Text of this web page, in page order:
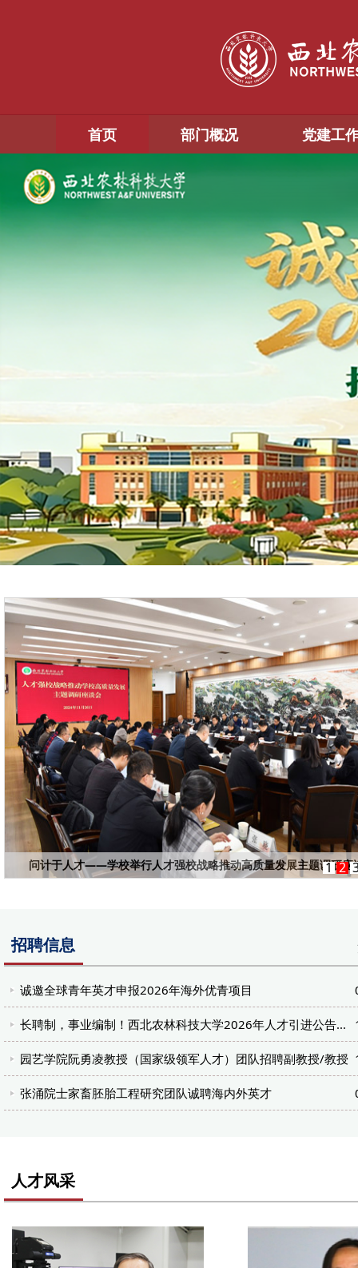
首页 部门概况 党建工
1 2
问计于人才——学校举行人才强校战略推动高质量发展主题调研座
招聘信息
诚邀全球青年英才申报2026年海外优青项目
长聘制，事业编制！西北农林科技大学2026年人才引进公告...
园艺学院阮勇凌教授（国家级领军人才）团队招聘副教授/教授
张涌院士家畜胚胎工程研究团队诚聘海内外英才
人才风采